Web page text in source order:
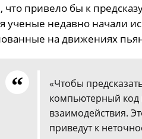
что привело бы к
ученые недавно начали
на движениях
«Чтобы
компьютерный код
взаимодействия.
приведут к